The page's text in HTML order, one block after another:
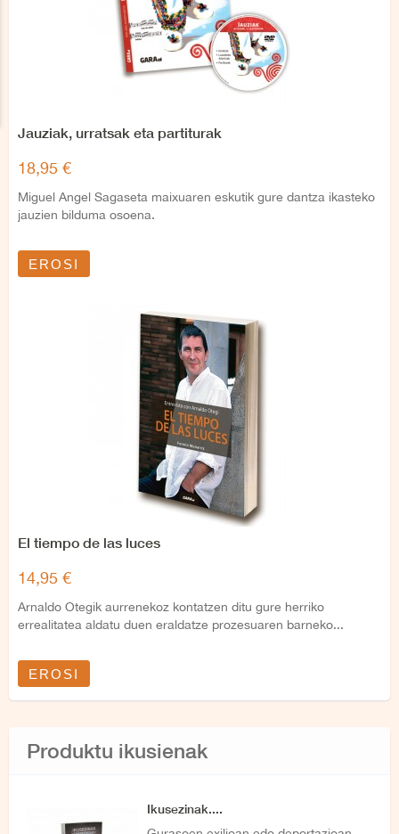
Jauziak, urratsak eta partiturak
18,95 €
Miguel Angel Sagaseta maixuaren eskutik gure dantza ikasteko
jauzien bilduma osoena.
EROSI
El tiempo de las luces
14,95 €
Arnaldo Otegik aurrenekoz kontatzen ditu gure herriko
errealitatea aldatu duen eraldatze prozesuaren barneko...
EROSI
Produktu ikusienak
Ikusezinak....